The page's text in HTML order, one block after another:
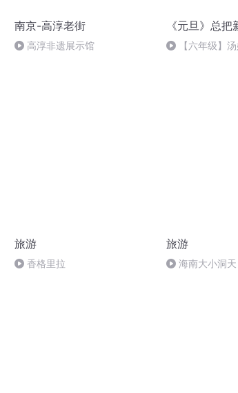
南京-高淳老街
高淳非遗展示馆
《元旦》总
【六年级】
旅游
香格里拉
旅游
海南大小洞天